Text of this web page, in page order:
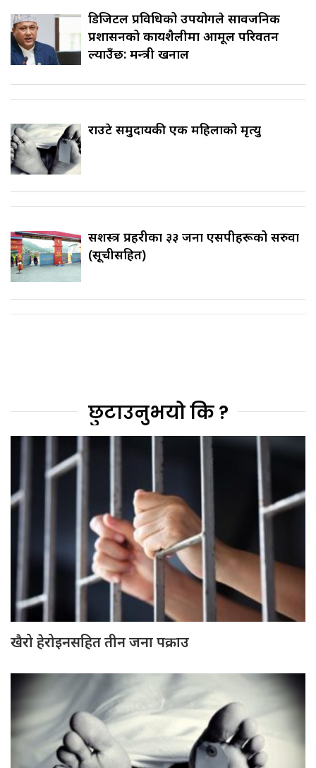
डिजिटल प्रविधिको उपयोगले सार्वजनिक
प्रशासनको कार्यशैलीमा आमूल परिवर्तन
ल्याउँछ: मन्त्री खनाल
राउटे समुदायकी एक महिलाको मृत्यु
सशस्त्र प्रहरीका ३३ जना एसपीहरूको सरुवा
(सूचीसहित)
छुटाउनुभयो कि ?
खैरो हेरोइनसहित तीन जना पक्राउ